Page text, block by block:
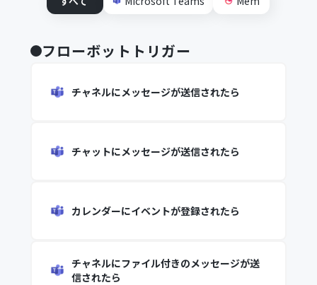
フローボットトリガー
チャネルにメッセージが送信されたら
チャットにメッセージが送信されたら
カレンダーにイベントが登録されたら
チャネルにファイル付きのメッセージが送
信されたら